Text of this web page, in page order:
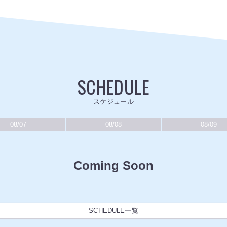
SCHEDULE
スケジュール
08/07 08/08 08/09
Coming Soon
SCHEDULE一覧